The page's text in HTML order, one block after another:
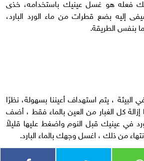
فعله هو غسل عينيك باستخدامه، خذى
إليه بضع قطرات من ماء الورد البارد،
بنفس الطريقة.
البيئة ، يتم استهداف أعيننا بسهولة، نظرًا
كل الغبار من العين بالماء فقط ، أضف
في عينيك قبل النوم واضغط عليها قليلاً
من ذلك ، اغسل وجهك بالماء البارد.